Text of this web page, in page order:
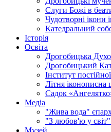
Слуги Божі в
Чудотворні ікони
Катедральний
Історія
Освіта
Дрогобицька
Дрогобицький
Інститут
Літня іконописна
Садок
Медіа
"Жива вода"
"З любов'ю у світ"
Музей